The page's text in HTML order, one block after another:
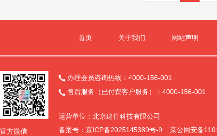
首页 关于我们 网站声明
官方微信
 办理会员咨询热线：4000-156-001
 售后服务（已付费客户服务）：4000-156-001
运营单位：北京建住科技有限公司
备案号： 京ICP备2025145389号-9 京公网安备